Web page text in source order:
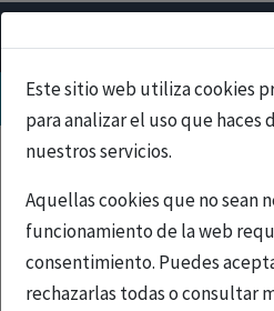
Este sitio web utiliza cookies
para analizar el uso que haces
nuestros servicios.
Aquellas cookies que no sean
funcionamiento de la web
consentimiento. Puedes
rechazarlas todas o consultar